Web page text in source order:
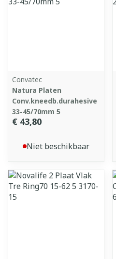
Convatec
Natura Platen
Conv.kneedb.durahesive
33-45/70mm 5
€ 43,80
Niet beschikbaar